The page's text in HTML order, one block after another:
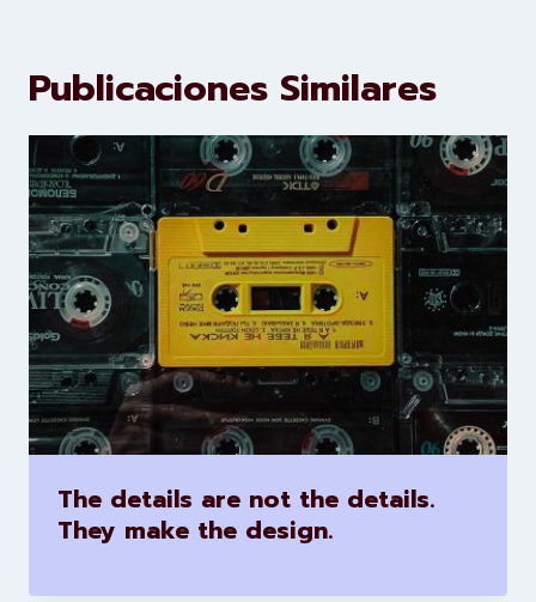
Publicaciones Similares
The details are not the details.
They make the design.